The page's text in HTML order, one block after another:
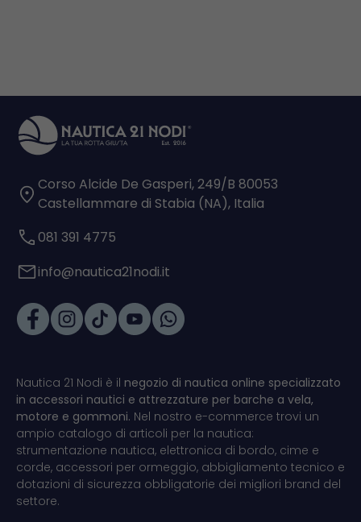
Corso Alcide De Gasperi, 249/B 80053
Castellammare di Stabia (NA), Italia
081 391 4775
info@nautica21nodi.it
Nautica 21 Nodi è il negozio di nautica online specializzato
in accessori nautici e attrezzature per barche a vela,
motore e gommoni. Nel nostro e-commerce trovi un
ampio catalogo di articoli per la nautica:
strumentazione nautica, elettronica di bordo, cime e
corde, accessori per ormeggio, abbigliamento tecnico e
dotazioni di sicurezza obbligatorie dei migliori brand del
settore.